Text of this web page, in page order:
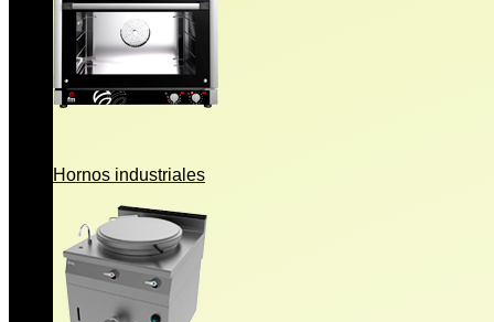
Hornos industriales